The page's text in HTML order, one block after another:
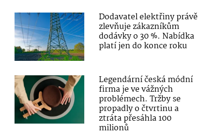
Dodavatel elektřiny právě
zlevňuje zákazníkům
dodávky o 30 %. Nabídka
platí jen do konce roku
Legendární česká módní
firma je ve vážných
problémech. Tržby se
propadly o čtvrtinu a
ztráta přesáhla 100
milionů